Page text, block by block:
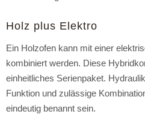
Holz plus Elektro
Ein Holzofen kann mit einer
kombiniert werden. Diese
einheitliches Serienpaket.
Funktion und zulässige
eindeutig benannt sein.